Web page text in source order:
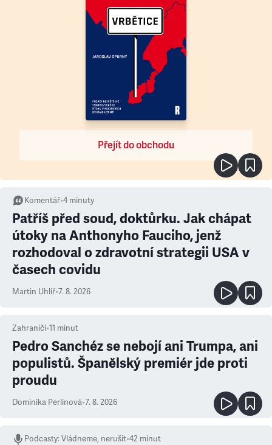
Přejít do obchodu
Komentář•4 minuty
Patříš před soud, doktůrku. Jak chápat
útoky na Anthonyho Fauciho, jenž
rozhodoval o zdravotní strategii USA v
časech covidu
Martin Uhlíř•7. 8. 2026
Zahraničí•11 minut
Pedro Sanchéz se nebojí ani Trumpa, ani
populistů. Španělský premiér jde proti
proudu
Dominika Perlínová•7. 8. 2026
Podcasty:Vládneme, nerušit•42 minut